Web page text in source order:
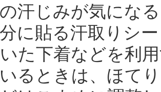
汗じみが気にな
に貼る汗取りシ
た下着などを利
るときは、ほて